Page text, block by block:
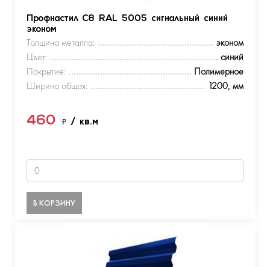
Профнастил С8 RAL 5005 сигнальный синий
эконом
Толщина металла:
эконом
Цвет:
синий
Покрытие:
Полимерное
Ширина общая:
1200, мм
460 ₽ / кв.м
В КОРЗИНУ